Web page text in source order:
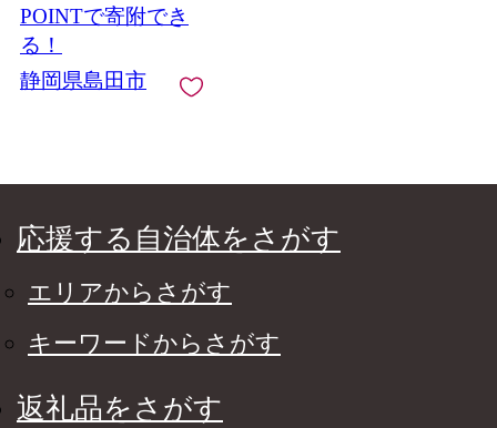
POINTで寄附でき
る！
静岡県島田市
応援する自治体をさがす
エリアからさがす
キーワードからさがす
返礼品をさがす